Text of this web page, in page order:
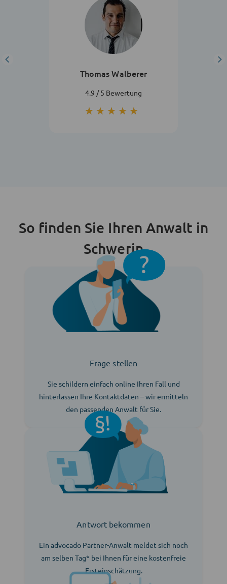
Thomas Walberer
4.9 / 5 Bewertung
★★★★★
★★★★★
So finden Sie Ihren Anwalt in
Schwerin
Frage stellen
Sie schildern einfach online Ihren Fall und
hinterlassen Ihre Kontaktdaten – wir ermitteln
den passenden Anwalt für Sie.
Antwort bekommen
Ein advocado Partner-Anwalt meldet sich noch
am selben Tag* bei Ihnen für eine kostenfreie
Ersteinschätzung.